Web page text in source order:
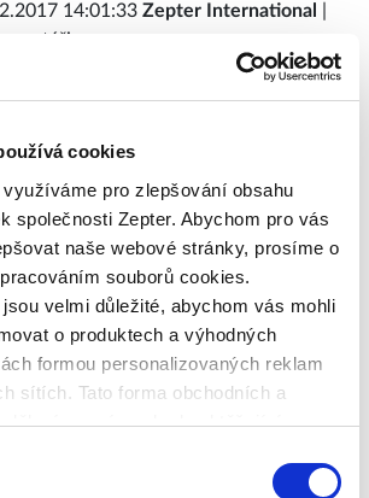
cookies
pro zlepšování obsahu
společnosti Zepter. Abychom pro vás
naše webové stránky, prosíme o
souborů cookies.
velmi důležité, abychom vás mohli
o produktech a výhodných
formou personalizovaných reklam
sítích. Tato forma obchodních a
pro vás nebude obtěžující.
14:01:33 Zepter International
filtrace_vody gril
Hyperlight_Optics ionizátor léčba
nachlazení napsali_o_nas
Philip_Zepter porcelán
recept showroom studie